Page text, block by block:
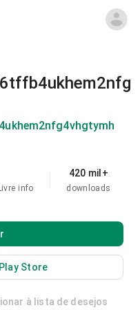
info
420 mil+
downloads
Store
à lista de desejos